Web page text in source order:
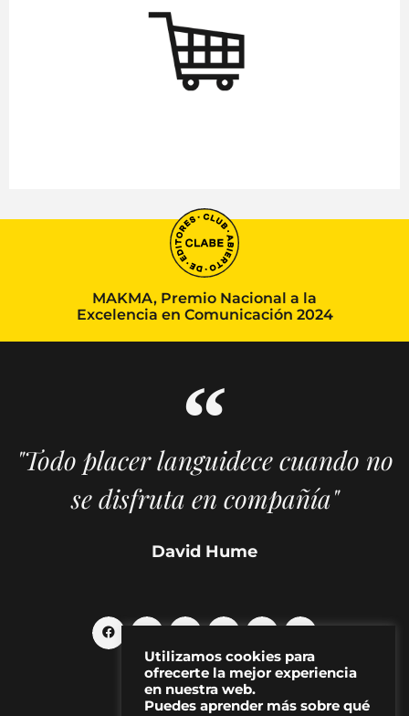
MAKMA, Premio Nacional a la
Excelencia en Comunicación 2024
"Todo placer languidece cuando no
se disfruta en compañía"
David Hume
Utilizamos cookies para
ofrecerte la mejor experiencia
en nuestra web.
Puedes aprender más sobre qué